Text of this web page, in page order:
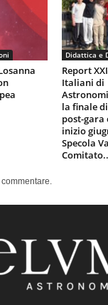
Didattica e
Report
Italiani di
la finale
post-gara
inizio
Specola